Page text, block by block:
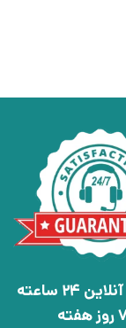
پشتیبانی آنلاین 24 ساعته